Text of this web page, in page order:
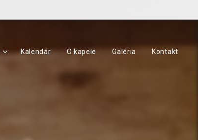
Kalendár O kapele Galéria Kontakt